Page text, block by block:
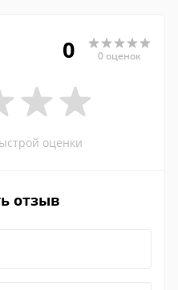
0 0 оценок
оценки
отзыв